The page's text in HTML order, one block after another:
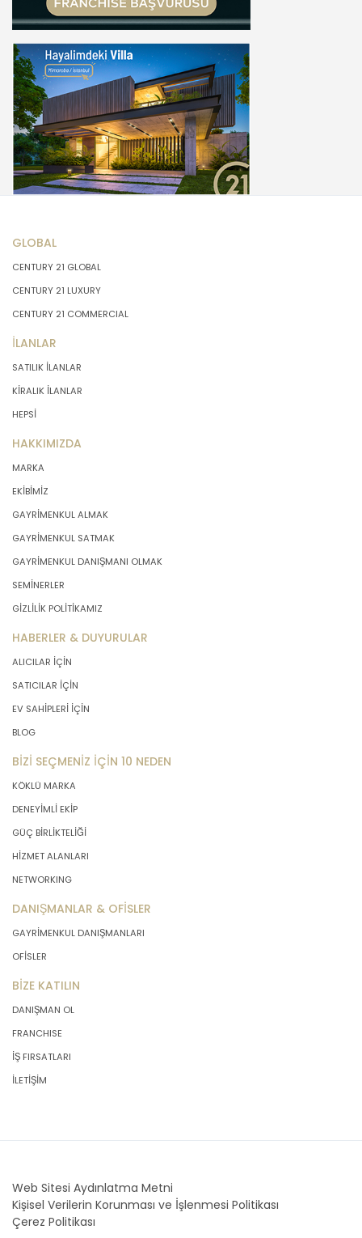
GLOBAL
CENTURY 21 GLOBAL
CENTURY 21 LUXURY
CENTURY 21 COMMERCIAL
İLANLAR
SATILIK İLANLAR
KİRALIK İLANLAR
HEPSİ
HAKKIMIZDA
MARKA
EKİBİMİZ
GAYRİMENKUL ALMAK
GAYRİMENKUL SATMAK
GAYRİMENKUL DANIŞMANI OLMAK
SEMİNERLER
GİZLİLİK POLİTİKAMIZ
HABERLER & DUYURULAR
ALICILAR İÇİN
SATICILAR İÇİN
EV SAHİPLERİ İÇİN
BLOG
BİZİ SEÇMENİZ İÇİN 10 NEDEN
KÖKLÜ MARKA
DENEYİMLİ EKİP
GÜÇ BİRLİKTELİĞİ
HİZMET ALANLARI
NETWORKING
DANIŞMANLAR & OFİSLER
GAYRİMENKUL DANIŞMANLARI
OFİSLER
BİZE KATILIN
DANIŞMAN OL
FRANCHISE
İŞ FIRSATLARI
İLETİŞİM
Web Sitesi Aydınlatma Metni
Kişisel Verilerin Korunması ve İşlenmesi Politikası
Çerez Politikası